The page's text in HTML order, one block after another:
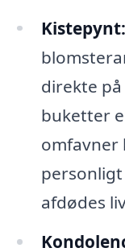
Kistepynt:
direkte
buketter
omfavner
afdødes